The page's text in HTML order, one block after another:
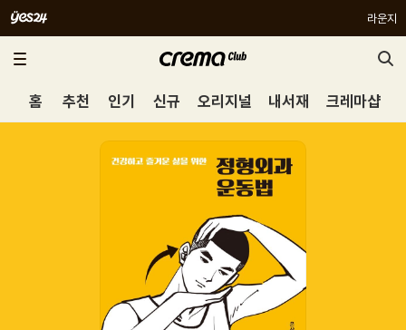
라운지
홈 추천 인기 신규 오리지널 내서재 크레마샵